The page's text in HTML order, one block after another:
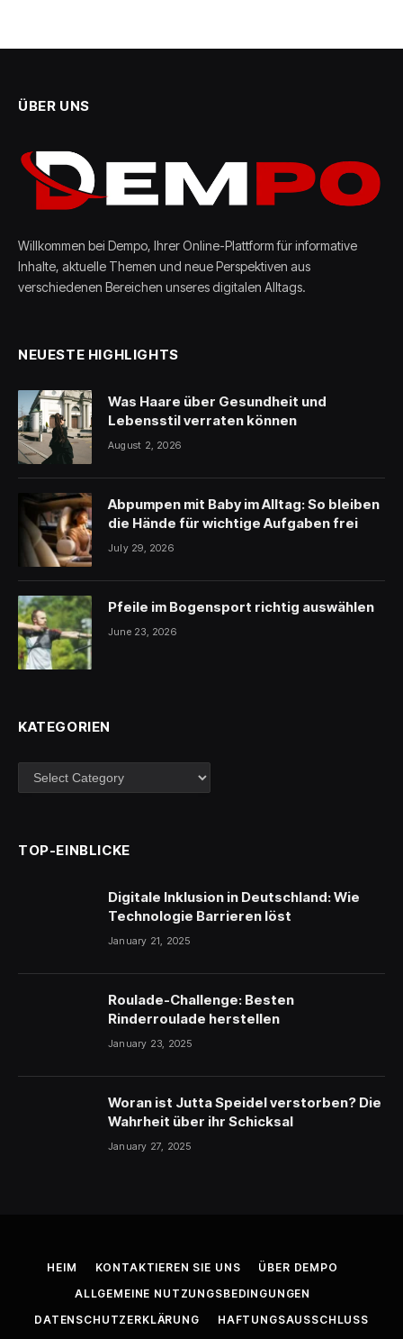
ÜBER UNS
Willkommen bei Dempo, Ihrer Online-Plattform für informative
Inhalte, aktuelle Themen und neue Perspektiven aus
verschiedenen Bereichen unseres digitalen Alltags.
NEUESTE HIGHLIGHTS
Was Haare über Gesundheit und
Lebensstil verraten können
August 2, 2026
Abpumpen mit Baby im Alltag: So bleiben
die Hände für wichtige Aufgaben frei
July 29, 2026
Pfeile im Bogensport richtig auswählen
June 23, 2026
KATEGORIEN
Kategorien
TOP-EINBLICKE
Digitale Inklusion in Deutschland: Wie
Technologie Barrieren löst
January 21, 2025
Roulade-Challenge: Besten
Rinderroulade herstellen
January 23, 2025
Woran ist Jutta Speidel verstorben? Die
Wahrheit über ihr Schicksal
January 27, 2025
HEIM KONTAKTIEREN SIE UNS
ÜBER DEMPO
ALLGEMEINE NUTZUNGSBEDINGUNGEN
DATENSCHUTZERKLÄRUNG
HAFTUNGSAUSSCHLUSS